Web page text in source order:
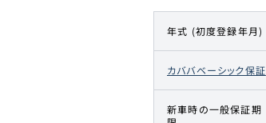
年式 (初度登録年月)
カババベーシック保証
新車時の一般保証期